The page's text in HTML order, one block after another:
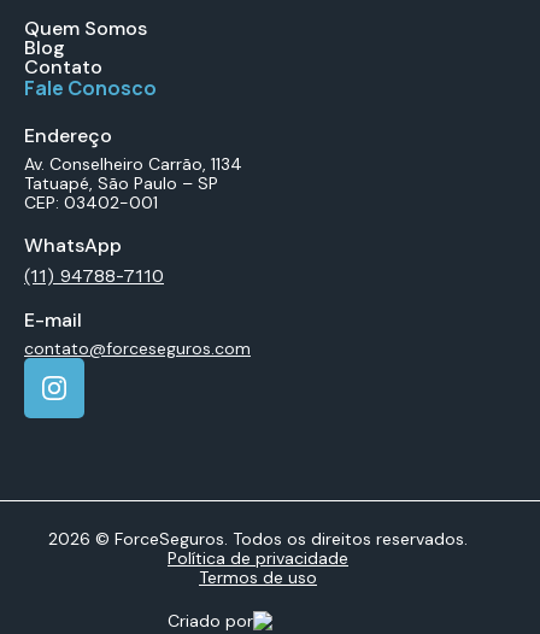
Quem Somos
Blog
Contato
Fale Conosco
Endereço
Av. Conselheiro Carrão, 1134
Tatuapé, São Paulo – SP
CEP: 03402-001
WhatsApp
(11) 94788-7110
E-mail
contato@forceseguros.com
2026 © ForceSeguros. Todos os direitos reservados.
Política de privacidade
Termos de uso
Criado por